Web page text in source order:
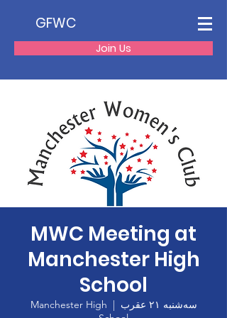
GFWC
Join Us
MWC Meeting at
Manchester High
School
سه‌شنبه ۲۱ عقرب
  |
Manchester High